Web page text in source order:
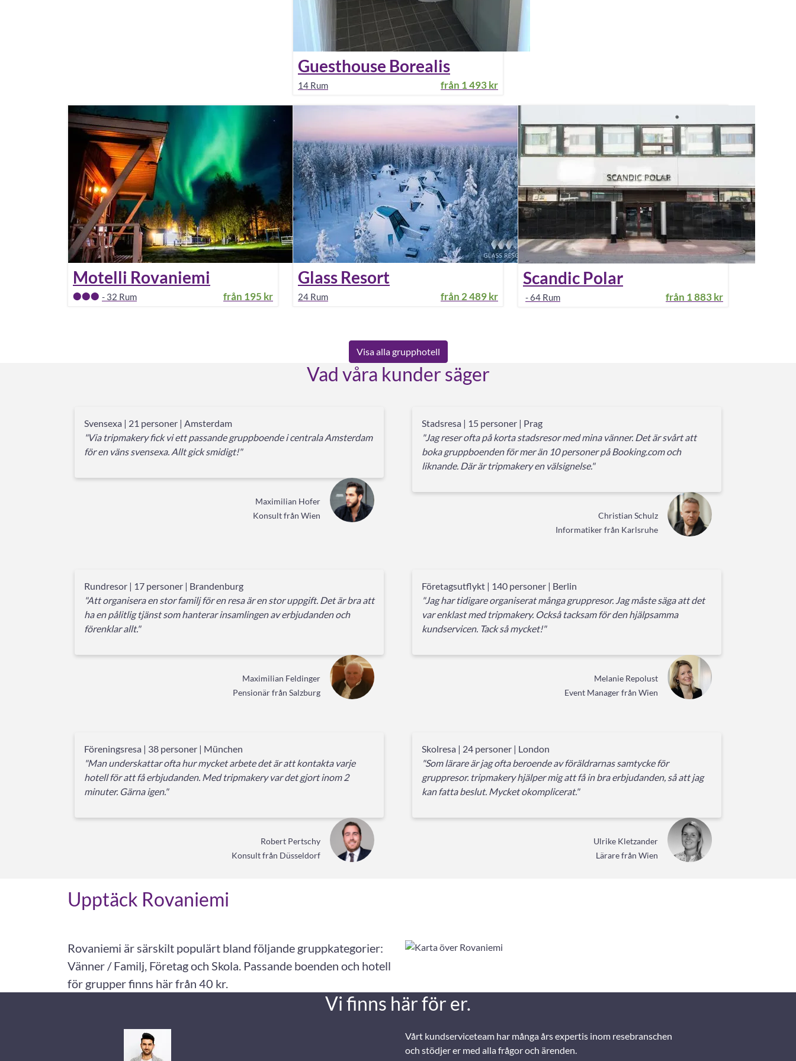
Guesthouse Borealis
14 Rum från 1 493 kr
Motelli Rovaniemi
- 32 Rum från 195 kr
Glass Resort
24 Rum från 2 489 kr
Scandic Polar
-64 Rum från 1 883 kr
Visa alla grupphotell
Vad våra kunder säger
Svensexa | 21 personer | Amsterdam
"Via tripmakery fick vi ett passande gruppboende i centrala Amsterdam
för en väns svensexa. Allt gick smidigt!"
Maximilian Hofer
Konsult från Wien
Stadsresa | 15 personer | Prag
"Jag reser ofta på korta stadsresor med mina vänner. Det är svårt att
boka gruppboenden för mer än 10 personer på Booking.com och
liknande. Där är tripmakery en välsignelse."
Christian Schulz
Informatiker från Karlsruhe
Rundresor | 17 personer | Brandenburg
"Att organisera en stor familj för en resa är en stor uppgift. Det är bra att
ha en pålitlig tjänst som hanterar insamlingen av erbjudanden och
förenklar allt."
Maximilian Feldinger
Pensionär från Salzburg
Företagsutflykt | 140 personer | Berlin
"Jag har tidigare organiserat många gruppresor. Jag måste säga att det
var enklast med tripmakery. Också tacksam för den hjälpsamma
kundservicen. Tack så mycket!"
Melanie Repolust
Event Manager från Wien
Föreningsresa | 38 personer | München
"Man underskattar ofta hur mycket arbete det är att kontakta varje
hotell för att få erbjudanden. Med tripmakery var det gjort inom 2
minuter. Gärna igen."
Robert Pertschy
Konsult från Düsseldorf
Skolresa | 24 personer | London
"Som lärare är jag ofta beroende av föräldrarnas samtycke för
gruppresor. tripmakery hjälper mig att få in bra erbjudanden, så att jag
kan fatta beslut. Mycket okomplicerat."
Ulrike Kletzander
Lärare från Wien
Upptäck Rovaniemi
Rovaniemi är särskilt populärt bland följande gruppkategorier:
Vänner / Familj, Företag och Skola. Passande boenden och hotell
för grupper finns här från 40 kr.
Vi finns här för er.
Vårt kundserviceteam har många års expertis inom resebranschen
och stödjer er med alla frågor och ärenden.